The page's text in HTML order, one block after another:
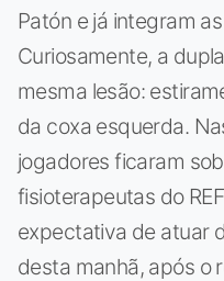
Patón e já integram
Curiosamente, a
mesma lesão:
da coxa esquerda.
jogadores ficaram
fisioterapeutas do
expectativa de atuar
desta manhã, após o